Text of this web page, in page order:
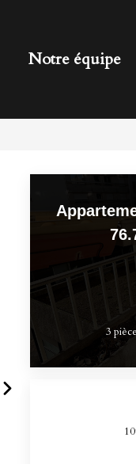
Notre équipe
3